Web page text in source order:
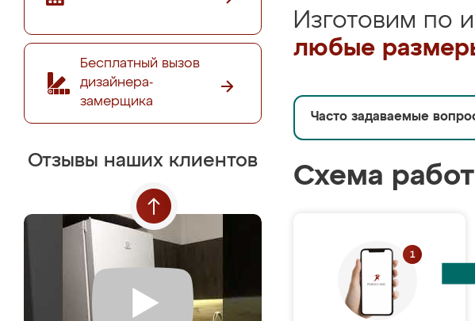
Бесплатный вызов
дизайнера-
замерщика
Отзывы наших клиентов
Изготовим по
любые
Часто задаваемые
Схема